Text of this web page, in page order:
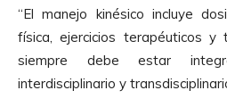
“El manejo kinésico incluye
física, ejercicios terapéuticos y
siempre debe estar
interdisciplinario y